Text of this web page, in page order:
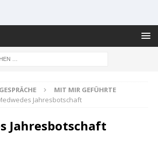
GESPRÄCHE
MIT MIR GEFÜHRTE
Jahresbotschaft
Jahresbotschaft